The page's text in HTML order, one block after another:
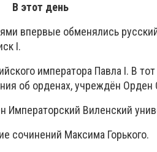
В этот день
впервые обменялись
I.
императора Павла I. В
об орденах, учреждён
Виленский
сочинений Максима Горького.